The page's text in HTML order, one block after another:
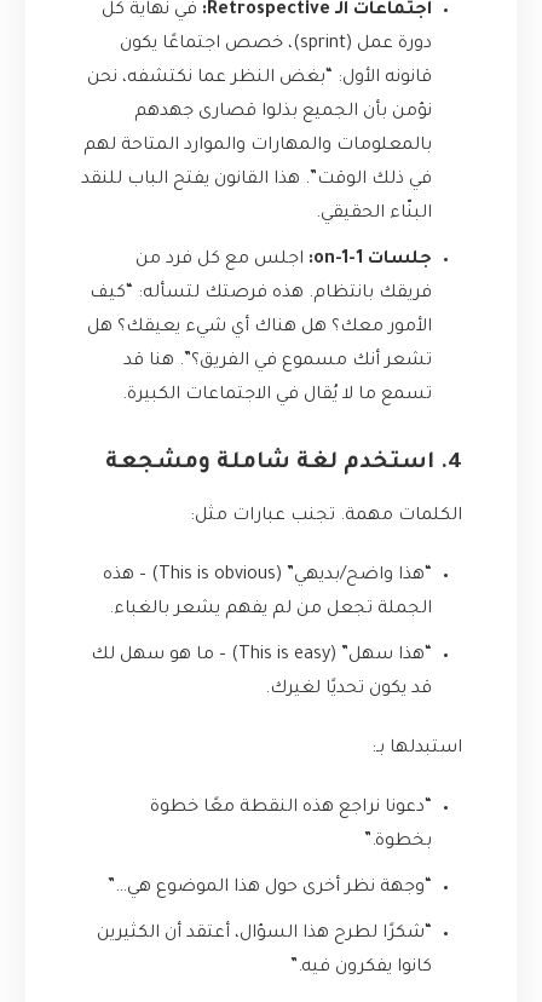
اجتماعات الـ Retrospective:
في نهاية كل
دورة عمل (sprint)، خصص اجتماعًا يكون
قانونه الأول: “بغض النظر عما نكتشفه، نحن
نؤمن بأن الجميع بذلوا قصارى جهدهم
بالمعلومات والمهارات والموارد المتاحة لهم
في ذلك الوقت”. هذا القانون يفتح الباب للنقد
البنّاء الحقيقي.
جلسات 1-on-1:
اجلس مع كل فرد من
فريقك بانتظام. هذه فرصتك لتسأله: “كيف
الأمور معك؟ هل هناك أي شيء يعيقك؟ هل
تشعر أنك مسموع في الفريق؟”. هنا قد
تسمع ما لا يُقال في الاجتماعات الكبيرة.
4. استخدم لغة شاملة ومشجعة
الكلمات مهمة. تجنب عبارات مثل:
“هذا واضح/بديهي” (This is obvious) – هذه
الجملة تجعل من لم يفهم يشعر بالغباء.
“هذا سهل” (This is easy) – ما هو سهل لك
قد يكون تحديًا لغيرك.
استبدلها بـ:
“دعونا نراجع هذه النقطة معًا خطوة
بخطوة.”
“وجهة نظر أخرى حول هذا الموضوع هي…”
“شكرًا لطرح هذا السؤال، أعتقد أن الكثيرين
كانوا يفكرون فيه.”